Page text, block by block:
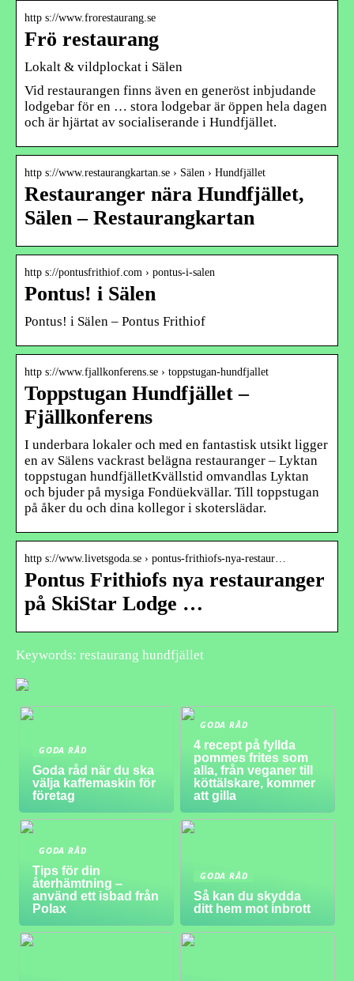
http s://www.frorestaurang.se
Frö restaurang
Lokalt & vildplockat i Sälen
Vid restaurangen finns även en generöst inbjudande
lodgebar för en … stora lodgebar är öppen hela dagen
och är hjärtat av socialiserande i Hundfjället.
http s://www.restaurangkartan.se › Sälen › Hundfjället
Restauranger nära Hundfjället,
Sälen – Restaurangkartan
http s://pontusfrithiof.com › pontus-i-salen
Pontus! i Sälen
Pontus! i Sälen – Pontus Frithiof
http s://www.fjallkonferens.se › toppstugan-hundfjallet
Toppstugan Hundfjället –
Fjällkonferens
I underbara lokaler och med en fantastisk utsikt ligger
en av Sälens vackrast belägna restauranger – Lyktan
toppstugan hundfjälletKvällstid omvandlas Lyktan
och bjuder på mysiga Fondüekvällar. Till toppstugan
på åker du och dina kollegor i skoterslädar.
http s://www.livetsgoda.se › pontus-frithiofs-nya-restaur…
Pontus Frithiofs nya restauranger
på SkiStar Lodge …
Keywords: restaurang hundfjället
GODA RÅD
Goda råd när du ska
välja kaffemaskin för
företag
GODA RÅD
4 recept på fyllda
pommes frites som
alla, från veganer till
köttälskare, kommer
att gilla
GODA RÅD
Tips för din
återhämtning –
använd ett isbad från
Polax
GODA RÅD
Så kan du skydda
ditt hem mot inbrott